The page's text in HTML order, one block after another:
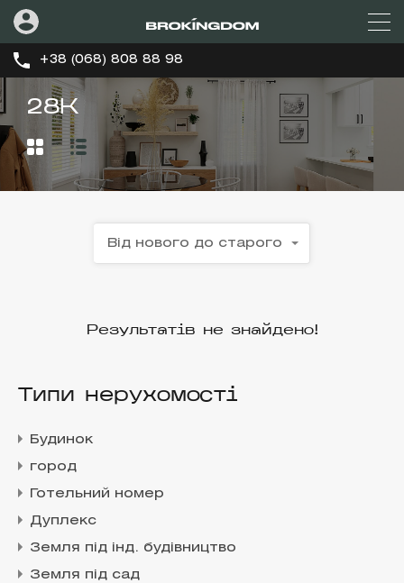
+38 (068) 808 88 98
28К
Від нового до старого
Результатів не знайдено!
Типи нерухомості
Будинок
город
Готельний номер
Дуплекс
Земля під інд. будівництво
Земля під сад